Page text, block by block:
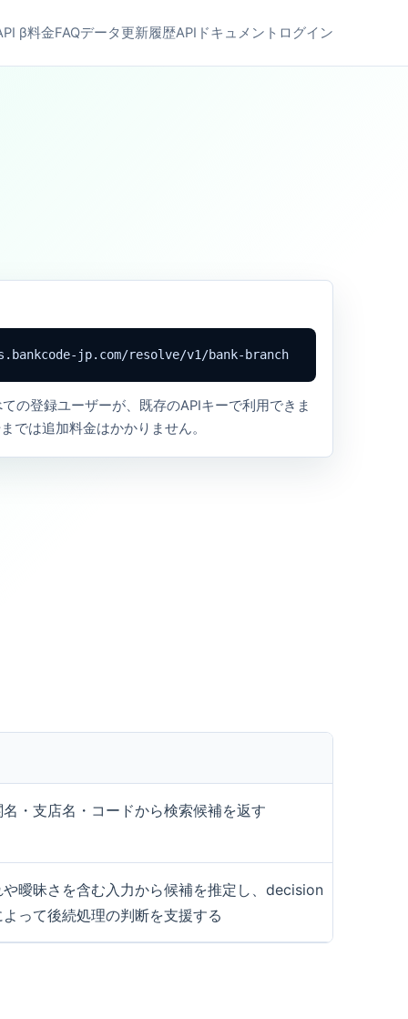
β料金FAQデータ更新履歴APIドキュメント ログイン
jp.com/resolve/v1/bank-branch
の登録ユーザーが、既存のAPIキーで利用できま
では追加料金はかかりません。
・支店名・コードから検索候補を返す
や曖昧さを含む入力から候補を推定し、decision
って後続処理の判断を支援する